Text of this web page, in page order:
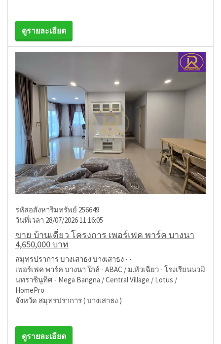
ดูรายละเอียด
รหัสอสังหาริมทรัพย์ 256649
วันที่เวลา 28/07/2026 11:16:05
ขาย บ้านเดี่ยว โครงการ เพอร์เฟค พาร์ค บางนา
4,650,000 บาท
สมุทรปราการ บางเสาธง บางเสาธง - -
เพอร์เฟค พาร์ค บางนา ใกล้ - ABAC / ม.หัวเฉียว - โรงเรียนนวมิ
นทราชินูทิศ - Mega Bangna / Central Village / Lotus /
HomePro
จังหวัด สมุทรปราการ ( บางเสาธง )
ดูรายละเอียด